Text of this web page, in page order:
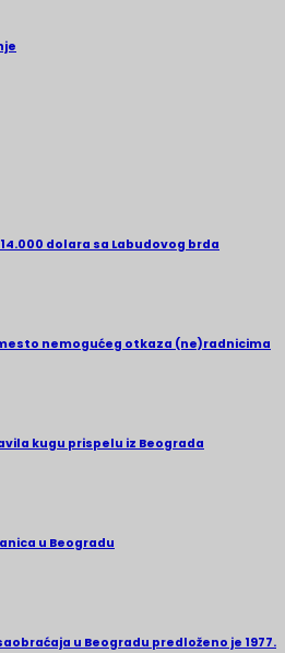
dolara sa Labudovog brda
nemogućeg otkaza (ne)radnicima
kugu prispelu iz Beograda
u Beogradu
u Beogradu predloženo je 1977.